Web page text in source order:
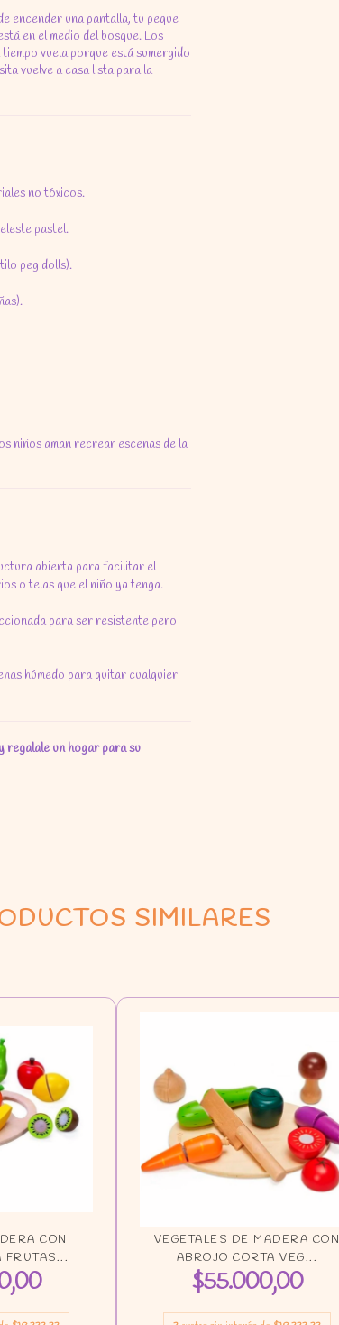
encender una pantalla, tu peque
en el medio del bosque. Los
vuela porque está sumergido
vuelve a casa lista para la
no tóxicos.
pastel.
peg dolls).
niños aman recrear escenas de la
abierta para facilitar el
o telas que el niño ya tenga.
para ser resistente pero
húmedo para quitar cualquier
regalale un hogar para su
SIMILARES
CON
FRUTAS...
VEGETALES DE MADERA CON
ABROJO CORTA VEG...
$55.000,00